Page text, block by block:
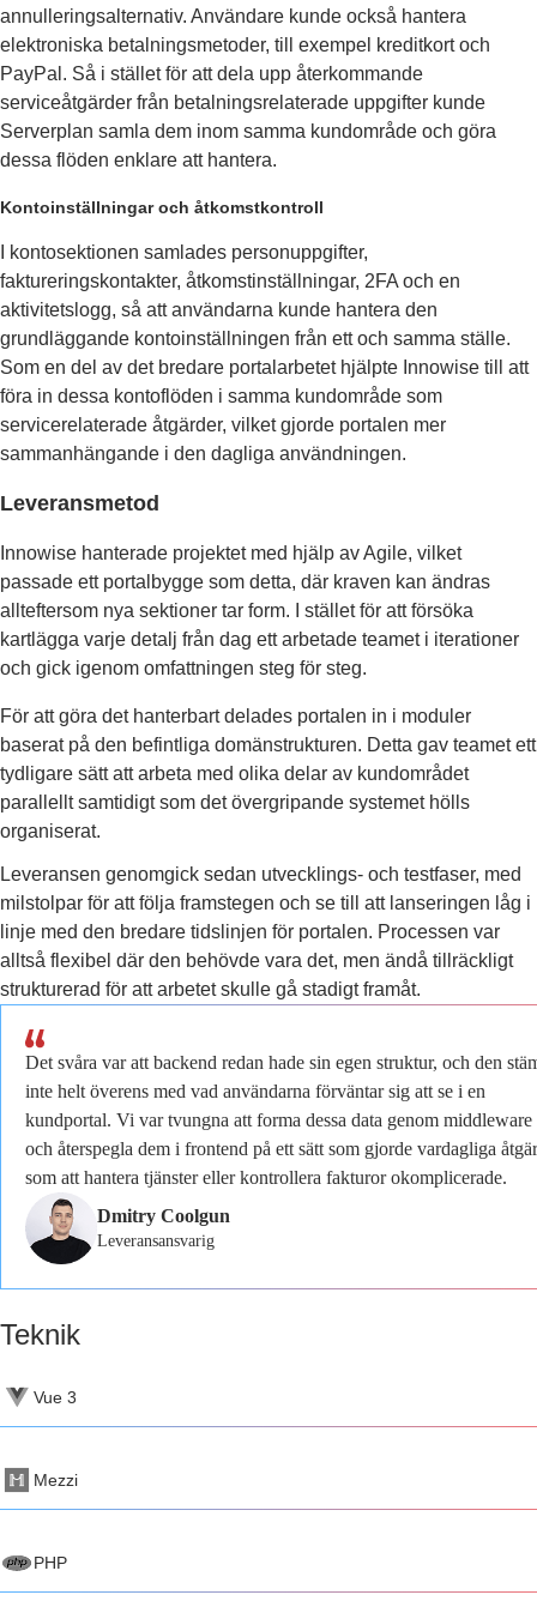
annulleringsalternativ. Användare kunde också hantera
elektroniska betalningsmetoder, till exempel kreditkort och
PayPal. Så i stället för att dela upp återkommande
serviceåtgärder från betalningsrelaterade uppgifter kunde
Serverplan samla dem inom samma kundområde och göra
dessa flöden enklare att hantera.
Kontoinställningar och åtkomstkontroll
I kontosektionen samlades personuppgifter,
faktureringskontakter, åtkomstinställningar, 2FA och en
aktivitetslogg, så att användarna kunde hantera den
grundläggande kontoinställningen från ett och samma ställe.
Som en del av det bredare portalarbetet hjälpte Innowise till att
föra in dessa kontoflöden i samma kundområde som
servicerelaterade åtgärder, vilket gjorde portalen mer
sammanhängande i den dagliga användningen.
Leveransmetod
Innowise hanterade projektet med hjälp av Agile, vilket
passade ett portalbygge som detta, där kraven kan ändras
allteftersom nya sektioner tar form. I stället för att försöka
kartlägga varje detalj från dag ett arbetade teamet i iterationer
och gick igenom omfattningen steg för steg.
För att göra det hanterbart delades portalen in i moduler
baserat på den befintliga domänstrukturen. Detta gav teamet ett
tydligare sätt att arbeta med olika delar av kundområdet
parallellt samtidigt som det övergripande systemet hölls
organiserat.
Leveransen genomgick sedan utvecklings- och testfaser, med
milstolpar för att följa framstegen och se till att lanseringen låg i
linje med den bredare tidslinjen för portalen. Processen var
alltså flexibel där den behövde vara det, men ändå tillräckligt
strukturerad för att arbetet skulle gå stadigt framåt.
Det svåra var att backend redan hade sin egen struktur, och den
inte helt överens med vad användarna förväntar sig att se i en
kundportal. Vi var tvungna att forma dessa data genom middleware
och återspegla dem i frontend på ett sätt som gjorde vardagliga
som att hantera tjänster eller kontrollera fakturor okomplicerade.
Dmitry Coolgun
Leveransansvarig
Teknik
Vue 3
Mezzi
PHP